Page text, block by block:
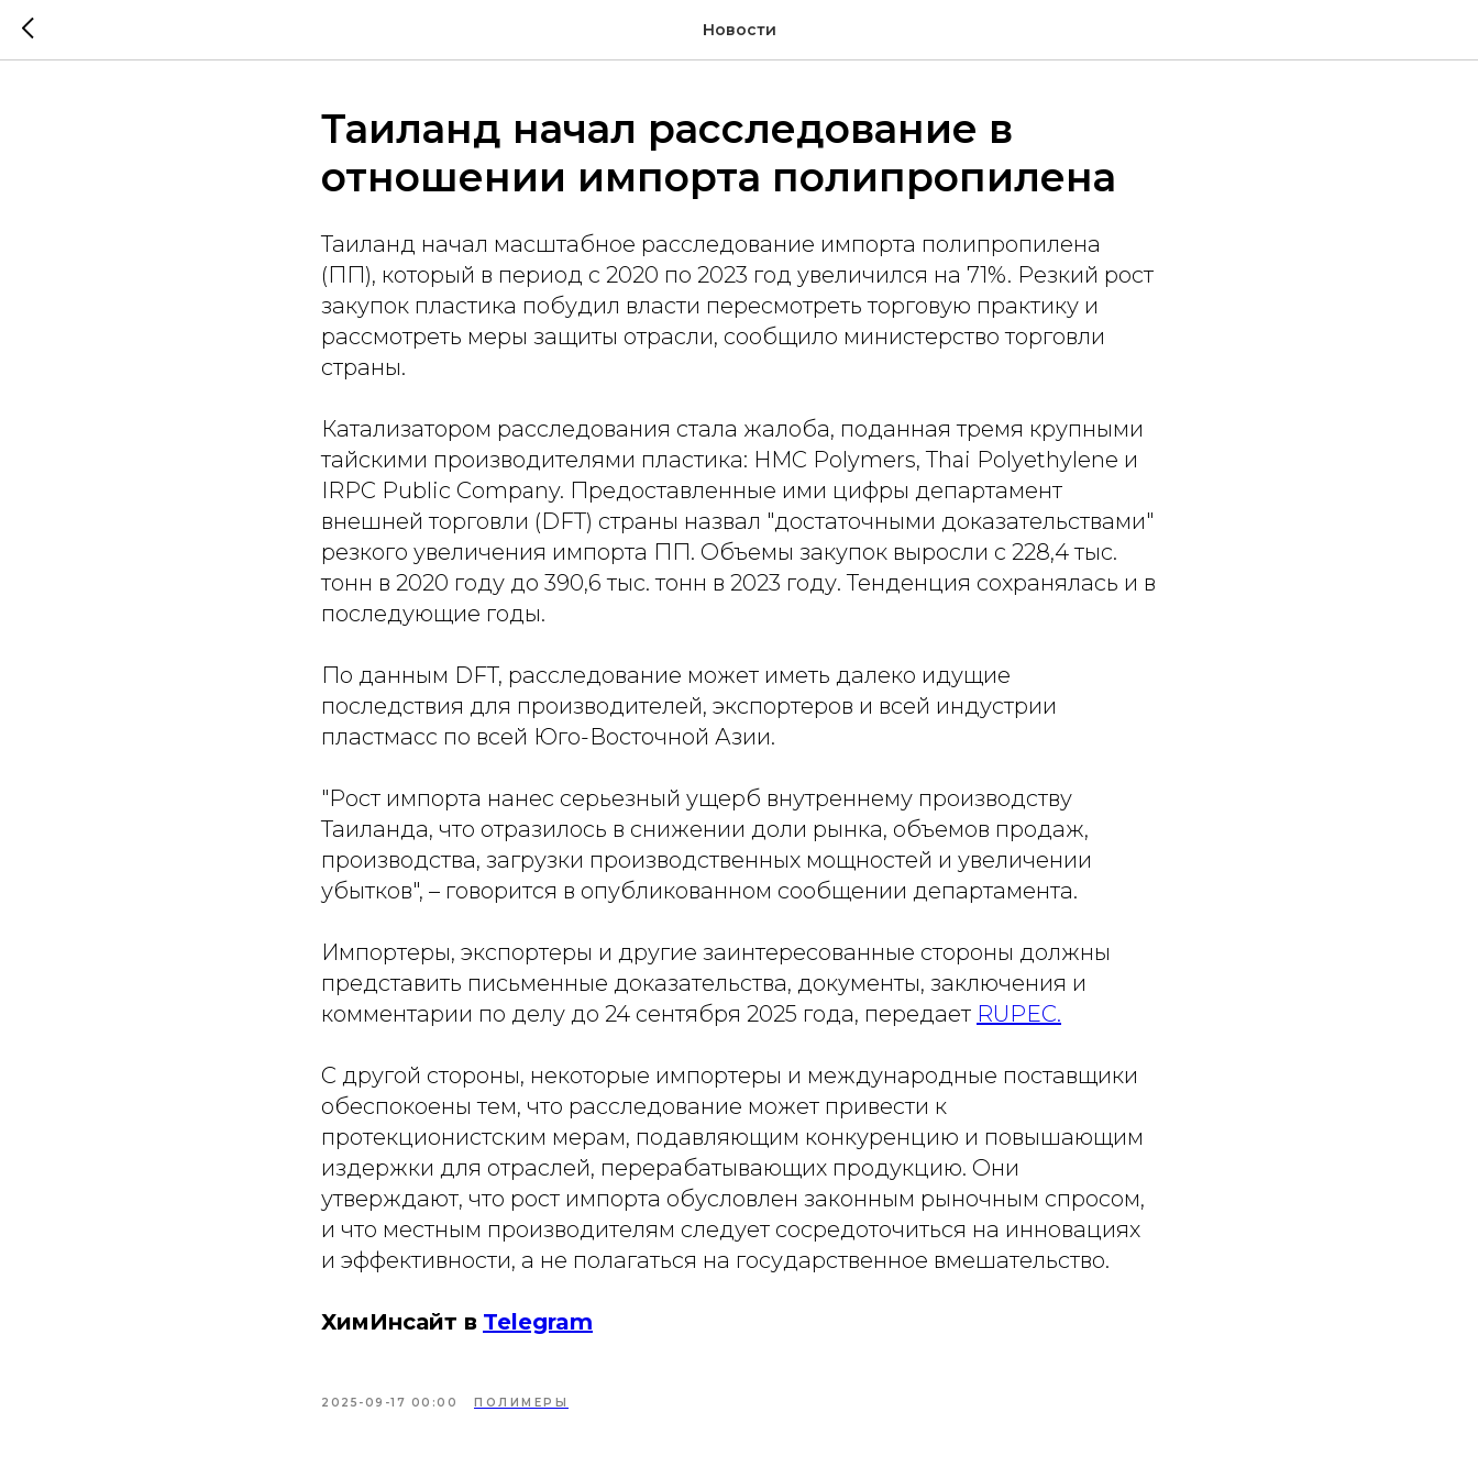
Новости
Таиланд начал расследование в
отношении импорта полипропилена
Таиланд начал масштабное расследование импорта полипропилена
(ПП), который в период с 2020 по 2023 год увеличился на 71%. Резкий рост
закупок пластика побудил власти пересмотреть торговую практику и
рассмотреть меры защиты отрасли, сообщило министерство торговли
страны.
Катализатором расследования стала жалоба, поданная тремя крупными
тайскими производителями пластика: HMC Polymers, Thai Polyethylene и
IRPC Public Company. Предоставленные ими цифры департамент
внешней торговли (DFT) страны назвал "достаточными доказательствами"
резкого увеличения импорта ПП. Объемы закупок выросли с 228,4 тыс.
тонн в 2020 году до 390,6 тыс. тонн в 2023 году. Тенденция сохранялась и в
последующие годы.
По данным DFT, расследование может иметь далеко идущие
последствия для производителей, экспортеров и всей индустрии
пластмасс по всей Юго-Восточной Азии.
"Рост импорта нанес серьезный ущерб внутреннему производству
Таиланда, что отразилось в снижении доли рынка, объемов продаж,
производства, загрузки производственных мощностей и увеличении
убытков", – говорится в опубликованном сообщении департамента.
Импортеры, экспортеры и другие заинтересованные стороны должны
представить письменные доказательства, документы, заключения и
комментарии по делу до 24 сентября 2025 года, передает RUPEC.
С другой стороны, некоторые импортеры и международные поставщики
обеспокоены тем, что расследование может привести к
протекционистским мерам, подавляющим конкуренцию и повышающим
издержки для отраслей, перерабатывающих продукцию. Они
утверждают, что рост импорта обусловлен законным рыночным спросом,
и что местным производителям следует сосредоточиться на инновациях
и эффективности, а не полагаться на государственное вмешательство.
ХимИнсайт в Telegram
2025-09-17 00:00 ПОЛИМЕРЫ